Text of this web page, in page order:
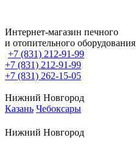
Интернет-магазин печного
и отопительного оборудования
+7 (831) 212-91-99
+7 (831) 212-91-99
+7 (831) 262-15-05
Нижний Новгород
Казань Чебоксары
Нижний Новгород